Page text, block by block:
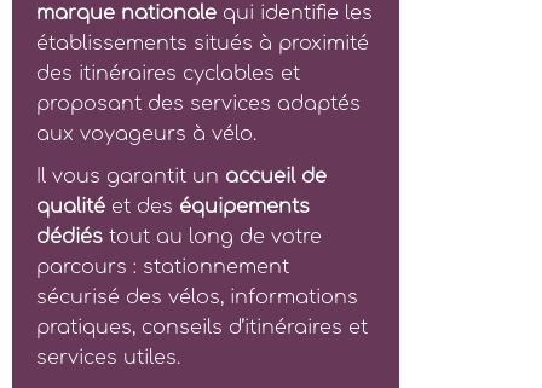
marque nationale qui identifie les
établissements situés à proximité
des itinéraires cyclables et
proposant des services adaptés
aux voyageurs à vélo.
Il vous garantit un accueil de
qualité et des équipements
dédiés tout au long de votre
parcours : stationnement
sécurisé des vélos, informations
pratiques, conseils d’itinéraires et
services utiles.